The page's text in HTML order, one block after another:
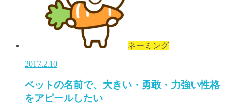
ネーミング
2017.2.10
ペットの名前で、大きい・勇敢・力強い性格
をアピールしたい